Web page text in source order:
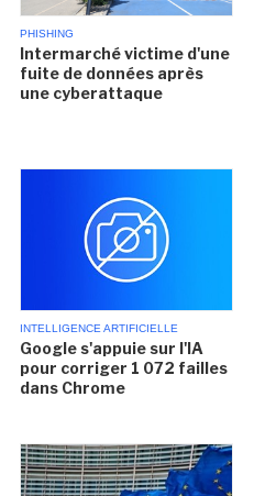
PHISHING
Intermarché victime d'une
fuite de données après
une cyberattaque
INTELLIGENCE ARTIFICIELLE
Google s'appuie sur l'IA
pour corriger 1 072 failles
dans Chrome